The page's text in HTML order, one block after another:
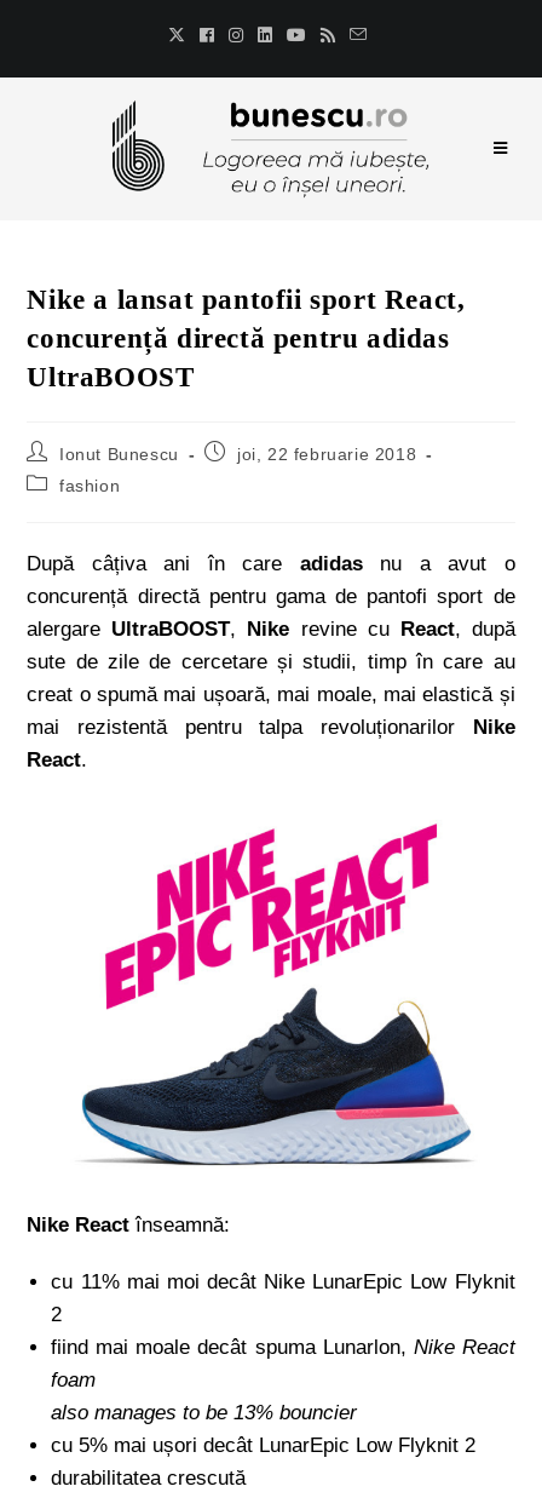
Nike a lansat pantofii sport React,
concurență directă pentru adidas
UltraBOOST
Ionut Bunescu
joi, 22 februarie 2018
fashion
După câțiva ani în care adidasnu a avut o
concurență directă pentru gama de pantofi sport de
alergare UltraBOOST, Nike revine cu React, după
sute de zile de cercetare și studii, timp în care au
creat o spumă mai ușoară, mai moale, mai elastică și
mai rezistentă pentru talpa revoluționarilor Nike
React.
Nike React înseamnă:
cu 11% mai moi decât Nike LunarEpic Low Flyknit
2
fiind mai moale decât spuma Lunarlon, Nike React
foam
also manages to be 13% bouncier
cu 5% mai ușori decât LunarEpic Low Flyknit 2
durabilitatea crescută